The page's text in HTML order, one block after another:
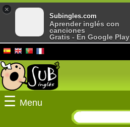
☰ Menu
×
Subingles.com
Aprender inglés con
canciones
Gratis - En Google Play